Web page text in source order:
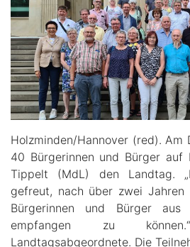
Holzminden/Hannover (red). Am
40 Bürgerinnen und Bürger auf
Tippelt (MdL) den Landtag.
gefreut, nach über zwei Jahren
Bürgerinnen und Bürger
empfangen zu
Landtagsabgeordnete. Die